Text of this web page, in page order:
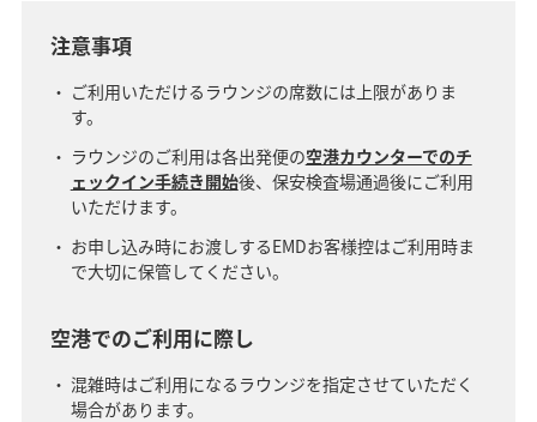
注意事項
ご利用いただけるラウンジの席数には上限がありま
す。
ラウンジのご利用は各出発便の空港カウンターでのチ
ェックイン手続き開始後、保安検査場通過後にご利用
いただけます。
お申し込み時にお渡しするEMDお客様控はご利用時ま
で大切に保管してください。
空港でのご利用に際し
混雑時はご利用になるラウンジを指定させていただく
場合があります。